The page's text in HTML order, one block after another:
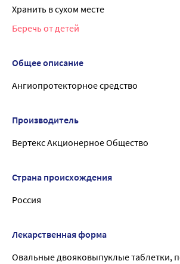
Хранить в сухом месте
Беречь от детей
Общее описание
Ангиопротекторное средство
Производитель
Вертекс Акционерное Общество
Страна происхождения
Россия
Лекарственная форма
Овальные двояковыпуклые таблетки,